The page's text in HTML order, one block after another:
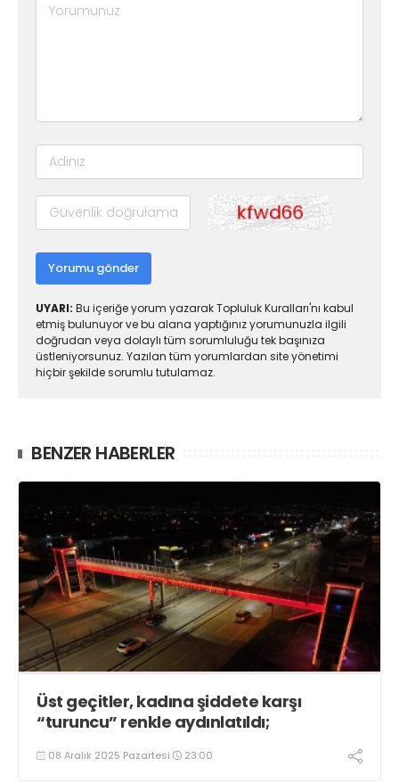
Yorumu gönder
UYARI: Bu içeriğe yorum yazarak Topluluk Kuralları'nı kabul
etmiş bulunuyor ve bu alana yaptığınız yorumunuzla ilgili
doğrudan veya dolaylı tüm sorumluluğu tek başınıza
üstleniyorsunuz. Yazılan tüm yorumlardan site yönetimi
hiçbir şekilde sorumlu tutulamaz.
BENZER HABERLER
Üst geçitler, kadına şiddete karşı
“turuncu” renkle aydınlatıldı;
08 Aralık 2025 Pazartesi 23:00